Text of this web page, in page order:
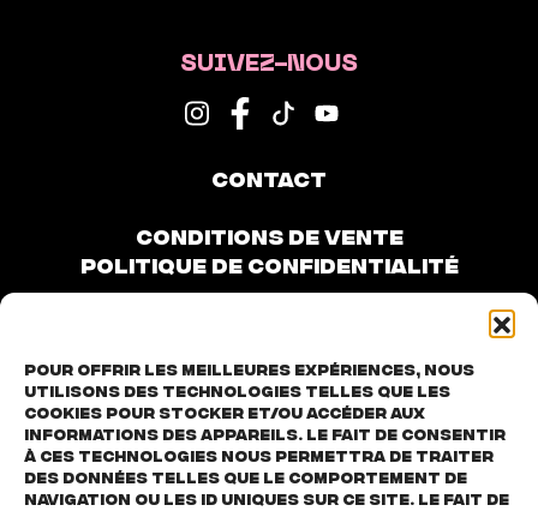
Pour offrir les meilleures expériences, nous
utilisons des technologies telles que les
cookies pour stocker et/ou accéder aux
informations des appareils. Le fait de consentir
à ces technologies nous permettra de traiter
des données telles que le comportement de
navigation ou les ID uniques sur ce site. Le fait de
SUIVEZ-NOUS
CONTACT
CONDITIONS DE VENTE
POLITIQUE DE CONFIDENTIALITÉ